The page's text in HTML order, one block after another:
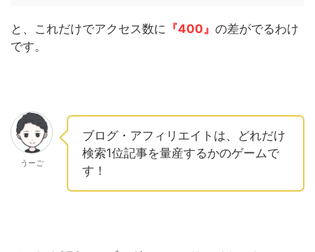
と、これだけでアクセス数に 『400』 の差がでるわけ
です。
うーご
ブログ・アフィリエイトは、どれだけ
検索1位記事を量産するかのゲームで
す！